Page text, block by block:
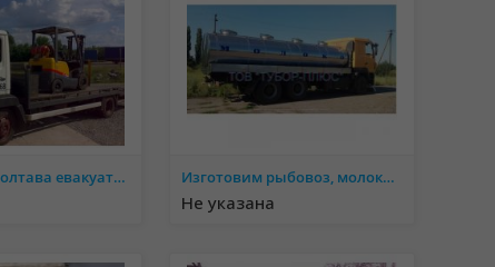
эвакуатор Полтава евакуатор Изготовим рыбовоз, молоковоз, водовоз и другие автоцистерні. Ассенизаторные машины. Обслуживание и р
Не указана